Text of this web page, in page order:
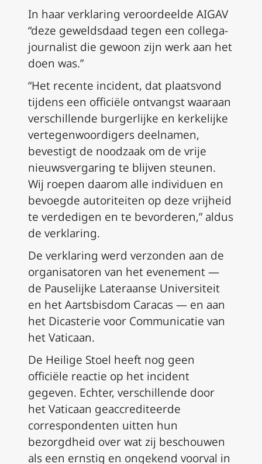
In haar verklaring veroordeelde AIGAV
“deze geweldsdaad tegen een collega-
journalist die gewoon zijn werk aan het
doen was.”
“Het recente incident, dat plaatsvond
tijdens een officiële ontvangst waaraan
verschillende burgerlijke en kerkelijke
vertegenwoordigers deelnamen,
bevestigt de noodzaak om de vrije
nieuwsvergaring te blijven steunen.
Wij roepen daarom alle individuen en
bevoegde autoriteiten op deze vrijheid
te verdedigen en te bevorderen,” aldus
de verklaring.
De verklaring werd verzonden aan de
organisatoren van het evenement —
de Pauselijke Lateraanse Universiteit
en het Aartsbisdom Caracas — en aan
het Dicasterie voor Communicatie van
het Vaticaan.
De Heilige Stoel heeft nog geen
officiële reactie op het incident
gegeven. Echter, verschillende door
het Vaticaan geaccrediteerde
correspondenten uitten hun
bezorgdheid over wat zij beschouwen
als een ernstig en ongekend voorval in